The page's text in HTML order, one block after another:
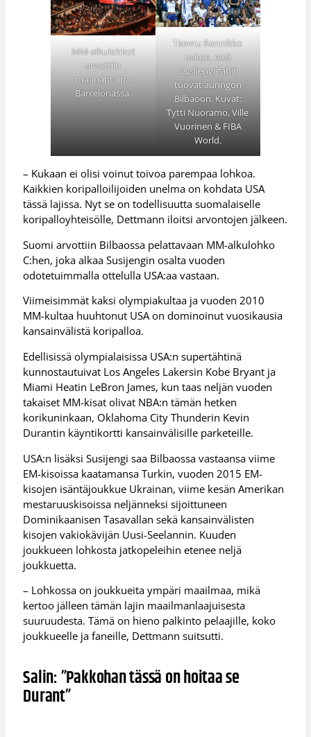
MM-alkulohkot
arvottiin
maanantaina
Barcelonassa.
Teemu Rannikko
uskoo, että
Susijengi-fanit
tuovat auringon
Bilbaoon. Kuvat:
Tytti Nuoramo, Ville
Vuorinen & FIBA
World.
– Kukaan ei olisi voinut toivoa parempaa lohkoa.
Kaikkien koripalloilijoiden unelma on kohdata USA
tässä lajissa. Nyt se on todellisuutta suomalaiselle
koripalloyhteisölle, Dettmann iloitsi arvontojen jälkeen.
Suomi arvottiin Bilbaossa pelattavaan MM-alkulohko
C:hen, joka alkaa Susijengin osalta vuoden
odotetuimmalla ottelulla USA:aa vastaan.
Viimeisimmät kaksi olympiakultaa ja vuoden 2010
MM-kultaa huuhtonut USA on dominoinut vuosikausia
kansainvälistä koripalloa.
Edellisissä olympialaisissa USA:n supertähtinä
kunnostautuivat Los Angeles Lakersin Kobe Bryant ja
Miami Heatin LeBron James, kun taas neljän vuoden
takaiset MM-kisat olivat NBA:n tämän hetken
korikuninkaan, Oklahoma City Thunderin Kevin
Durantin käyntikortti kansainvälisille parketeille.
USA:n lisäksi Susijengi saa Bilbaossa vastaansa viime
EM-kisoissa kaatamansa Turkin, vuoden 2015 EM-
kisojen isäntäjoukkue Ukrainan, viime kesän Amerikan
mestaruuskisoissa neljänneksi sijoittuneen
Dominikaanisen Tasavallan sekä kansainvälisten
kisojen vakiokävijän Uusi-Seelannin. Kuuden
joukkueen lohkosta jatkopeleihin etenee neljä
joukkuetta.
– Lohkossa on joukkueita ympäri maailmaa, mikä
kertoo jälleen tämän lajin maailmanlaajuisesta
suuruudesta. Tämä on hieno palkinto pelaajille, koko
joukkueelle ja faneille, Dettmann suitsutti.
Salin: ”Pakkohan tässä on hoitaa se
Durant”